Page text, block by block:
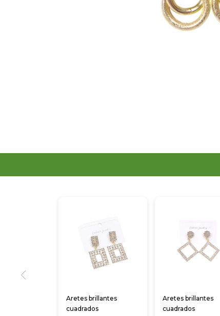
Aretes brillantes
cuadrados
Aretes brillantes
cuadrados